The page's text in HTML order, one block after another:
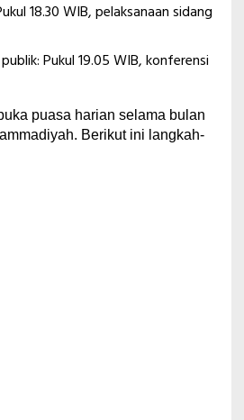
18.30 WIB, pelaksanaan sidang
Pukul 19.05 WIB, konferensi
puasa harian selama bulan
Berikut ini langkah-